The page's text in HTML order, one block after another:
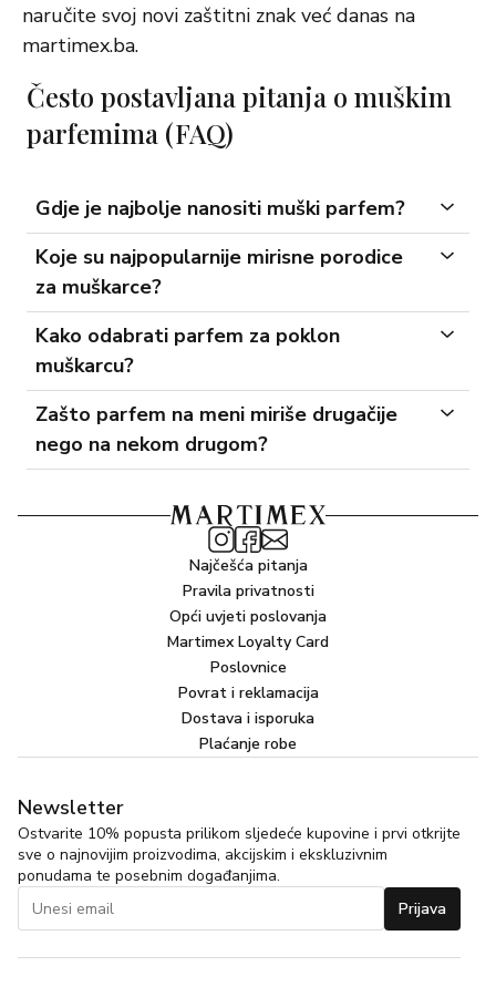
naručite svoj novi zaštitni znak već danas na
martimex.ba.
Često postavljana pitanja o muškim
parfemima (FAQ)
Gdje je najbolje nanositi muški parfem?
Koje su najpopularnije mirisne porodice
za muškarce?
Kako odabrati parfem za poklon
muškarcu?
Zašto parfem na meni miriše drugačije
nego na nekom drugom?
Najčešća pitanja
Pravila privatnosti
Opći uvjeti poslovanja
Martimex Loyalty Card
Poslovnice
Povrat i reklamacija
Dostava i isporuka
Plaćanje robe
Newsletter
Ostvarite 10% popusta prilikom sljedeće kupovine i prvi otkrijte
sve o najnovijim proizvodima, akcijskim i ekskluzivnim
ponudama te posebnim događanjima.
Prijava